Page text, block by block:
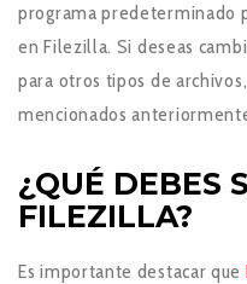
programa predeterminado
en Filezilla. Si deseas
para otros tipos de
mencionados
¿QUÉ DEBES
FILEZILLA?
Es importante destacar que